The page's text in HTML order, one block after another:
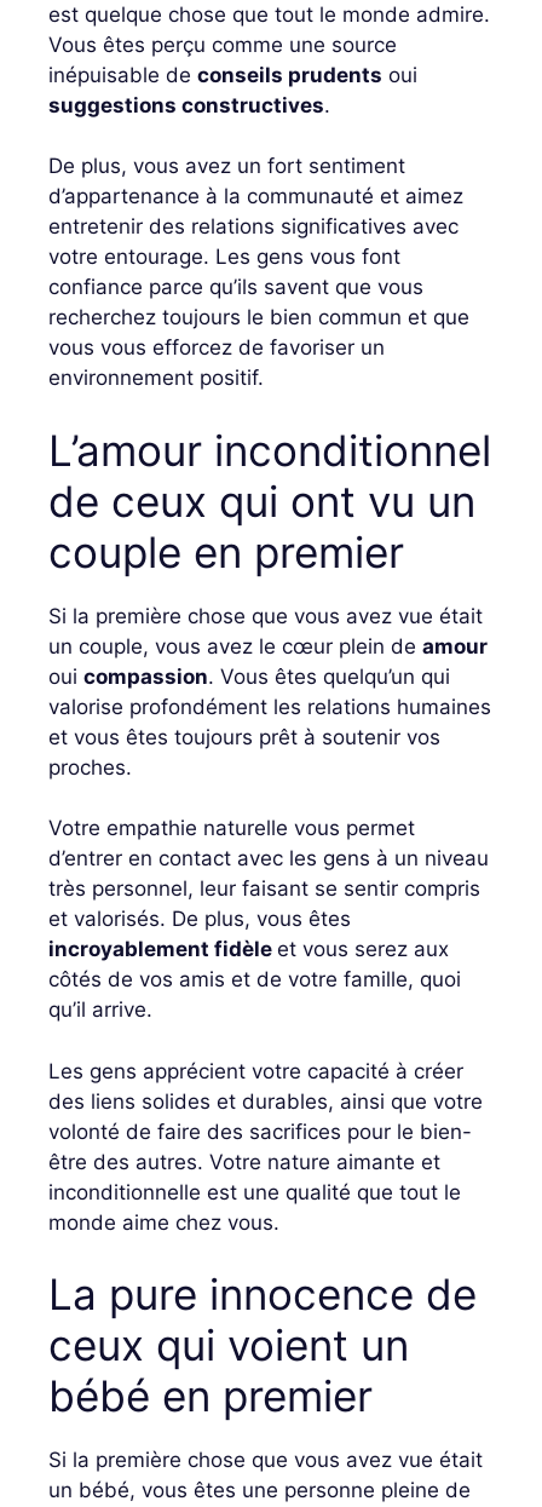
est quelque chose que tout le monde admire.
Vous êtes perçu comme une source
inépuisable de conseils prudents oui
suggestions constructives.
De plus, vous avez un fort sentiment
d’appartenance à la communauté et aimez
entretenir des relations significatives avec
votre entourage. Les gens vous font
confiance parce qu’ils savent que vous
recherchez toujours le bien commun et que
vous vous efforcez de favoriser un
environnement positif.
L’amour inconditionnel
de ceux qui ont vu un
couple en premier
Si la première chose que vous avez vue était
un couple, vous avez le cœur plein de amour
oui compassion. Vous êtes quelqu’un qui
valorise profondément les relations humaines
et vous êtes toujours prêt à soutenir vos
proches.
Votre empathie naturelle vous permet
d’entrer en contact avec les gens à un niveau
très personnel, leur faisant se sentir compris
et valorisés. De plus, vous êtes
incroyablement fidèle et vous serez aux
côtés de vos amis et de votre famille, quoi
qu’il arrive.
Les gens apprécient votre capacité à créer
des liens solides et durables, ainsi que votre
volonté de faire des sacrifices pour le bien-
être des autres. Votre nature aimante et
inconditionnelle est une qualité que tout le
monde aime chez vous.
La pure innocence de
ceux qui voient un
bébé en premier
Si la première chose que vous avez vue était
un bébé, vous êtes une personne pleine de